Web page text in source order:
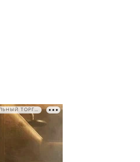
РЕКЛАМА • ООО СТРОИТЕЛЬНЫЙ ТОРГОВЫЙ ДОМ «ПЕТРОВИЧ». ИНН: 7802348846